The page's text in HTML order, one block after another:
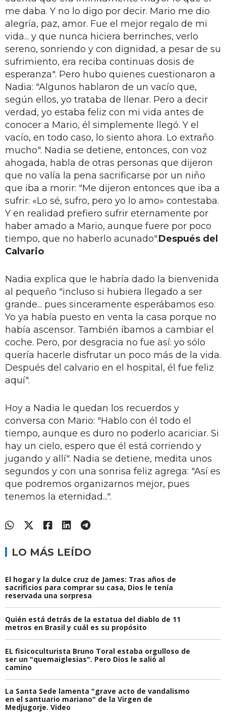
me daba. Y no lo digo por decir. Mario me dio
alegría, paz, amor. Fue el mejor regalo de mi
vida... y que nunca hiciera berrinches, verlo
sereno, sonriendo y con dignidad, a pesar de su
sufrimiento, era reciba continuas dosis de
esperanza". Pero hubo quienes cuestionaron a
Nadia: "Algunos hablaron de un vacío que,
según ellos, yo trataba de llenar. Pero a decir
verdad, yo estaba feliz con mi vida antes de
conocer a Mario, él simplemente llegó. Y el
vacío, en todo caso, lo siento ahora. Lo extraño
mucho". Nadia se detiene, entonces, con voz
ahogada, habla de otras personas que dijeron
que no valía la pena sacrificarse por un niño
que iba a morir: "Me dijeron entonces que iba a
sufrir: «Lo sé, sufro, pero yo lo amo» contestaba.
Y en realidad prefiero sufrir eternamente por
haber amado a Mario, aunque fuere por poco
tiempo, que no haberlo acunado".Después del
Calvario
Nadia explica que le habría dado la bienvenida
al pequeño "incluso si hubiera llegado a ser
grande... pues sinceramente esperábamos eso.
Yo ya había puesto en venta la casa porque no
había ascensor. También íbamos a cambiar el
coche. Pero, por desgracia no fue así: yo sólo
quería hacerle disfrutar un poco más de la vida.
Después del calvario en el hospital, él fue feliz
aquí".
Hoy a Nadia le quedan los recuerdos y
conversa con Mario: "Hablo con él todo el
tiempo, aunque es duro no poderlo acariciar. Si
hay un cielo, espero que él está corriendo y
jugando y allí". Nadia se detiene, medita unos
segundos y con una sonrisa feliz agrega: "Así es
que podremos organizarnos mejor, pues
tenemos la eternidad...".
LO MÁS LEÍDO
El hogar y la dulce cruz de James: Tras años de
sacrificios para comprar su casa, Dios le tenía
reservada una sorpresa
Quién está detrás de la estatua del diablo de 11
metros en Brasil y cuál es su propósito
EL fisicoculturista Bruno Toral estaba orgulloso de
ser un "quemaiglesias". Pero Dios le salió al
camino
La Santa Sede lamenta "grave acto de vandalismo
en el santuario mariano" de la Virgen de
Medjugorje. Video